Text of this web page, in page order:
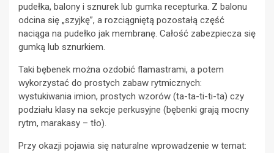
pudełka, balony i sznurek lub gumka recepturka. Z balonu
odcina się „szyjkę”, a rozciągniętą pozostałą część
naciąga na pudełko jak membranę. Całość zabezpiecza się
gumką lub sznurkiem.
Taki bębenek można ozdobić flamastrami, a potem
wykorzystać do prostych zabaw rytmicznych:
wystukiwania imion, prostych wzorów (ta-ta-ti-ti-ta) czy
podziału klasy na sekcje perkusyjne (bębenki grają mocny
rytm, marakasy – tło).
Przy okazji pojawia się naturalne wprowadzenie w temat: